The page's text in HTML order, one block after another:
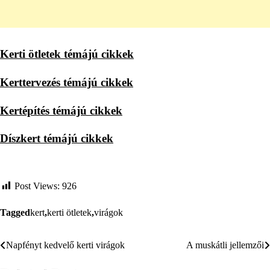
Kerti ötletek témájú cikkek
Kerttervezés témájú cikkek
Kertépítés témájú cikkek
Díszkert témájú cikkek
Post Views: 926
Taggedkert,kerti ötletek,virágok
Bejegyzés
Napfényt kedvelő kerti virágok A muskátli jellemzői